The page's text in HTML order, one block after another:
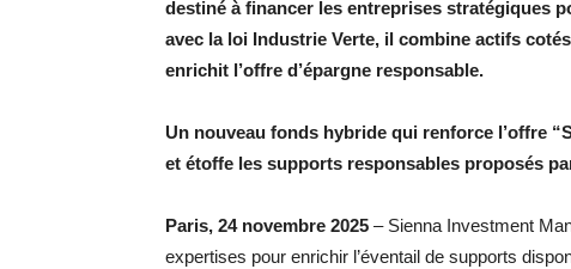
destiné à financer les entreprises stratégiques
avec la loi Industrie Verte, il combine actifs
enrichit l’offre d’épargne responsable.
Un nouveau fonds hybride qui renforce l’offre
et étoffe les supports responsables proposés
Paris, 24 novembre 2025 – Sienna Investment
expertises pour enrichir l’éventail de supports